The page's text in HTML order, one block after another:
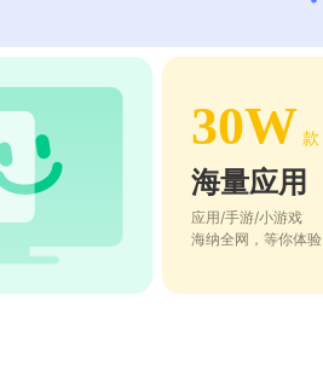
30W 款
海量应用
应用/手游/小游戏
海纳全网，等你体验